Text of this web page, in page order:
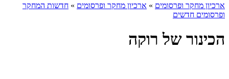
ארכיון מחקר ופרסומים » ארכיון מחקר ופרסומים » חדשות המחקר
ופרסומים חדשים
הכינור של רוקה